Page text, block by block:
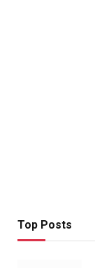
Top Posts